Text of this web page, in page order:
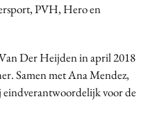
PVH, Hero en
Der Heijden in april 2018
Samen met Ana Mendez,
eindverantwoordelijk voor de